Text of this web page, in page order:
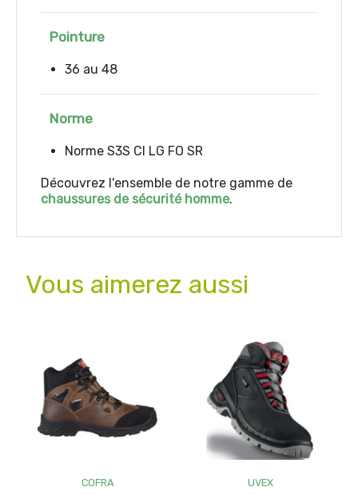
Pointure
36 au 48
Norme
Norme S3S CI LG FO SR
Découvrez l'ensemble de notre gamme de
chaussures de sécurité homme.
Vous aimerez aussi
COFRA UVEX